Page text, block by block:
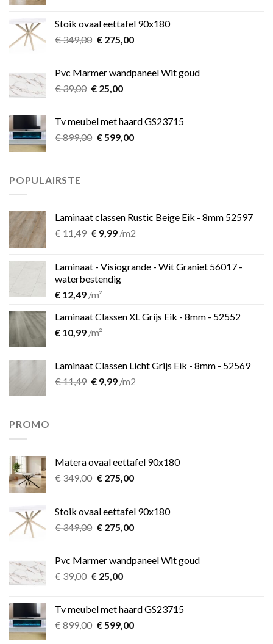
€ 349,00.€ 275,00.
Stoik ovaal eettafel 90x180
€349,00 Oorspronkelijke
€ 349,00.
€275,00Huidige
€ 275,00.
Pvc Marmer wandpaneel Wit goud
€39,00 Oorspronkelijke
€ 39,00.
€25,00Huidige
€ 25,00.
Tv meubel met haard GS23715
€899,00 Oorspronkelijke
€599,00Huidige
POPULAIRSTE
Laminaat classen Rustic Beige Eik - 8mm 52597
€11,49 Oorspronkelijke
€ 11,49.
€9,99Huidige
€ 9,99.
/m2
Laminaat - Visiogrande - Wit Graniet 56017 -
waterbestendig
€ 12,49 /m²
Laminaat Classen XL Grijs Eik - 8mm - 52552
€ 10,99 /m²
Laminaat Classen Licht Grijs Eik - 8mm - 52569
€11,49 Oorspronkelijke
€9,99Huidige
/m2
PROMO
Matera ovaal eettafel 90x180
€349,00 Oorspronkelijke
€ 349,00.
€275,00Huidige
€ 275,00.
Stoik ovaal eettafel 90x180
€349,00 Oorspronkelijke
€ 349,00.
€275,00Huidige
€ 275,00.
Pvc Marmer wandpaneel Wit goud
€39,00 Oorspronkelijke
€ 39,00.
€25,00Huidige
€ 25,00.
Tv meubel met haard GS23715
€899,00 Oorspronkelijke
€599,00Huidige